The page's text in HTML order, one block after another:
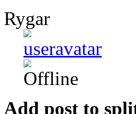
Rygar
Add post to